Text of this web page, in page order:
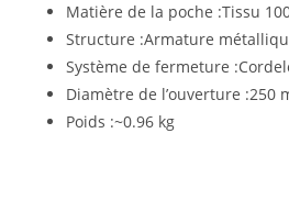
Matière de la poche :Tissu
Structure :Armature
Système de fermeture
Diamètre de l’ouverture :250
Poids :~0.96 kg